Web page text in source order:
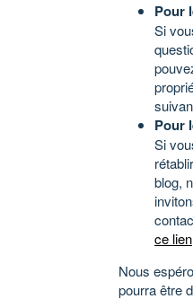
Pour
Si
Pour
Si
blog,
ce lien
Nous
pourra être